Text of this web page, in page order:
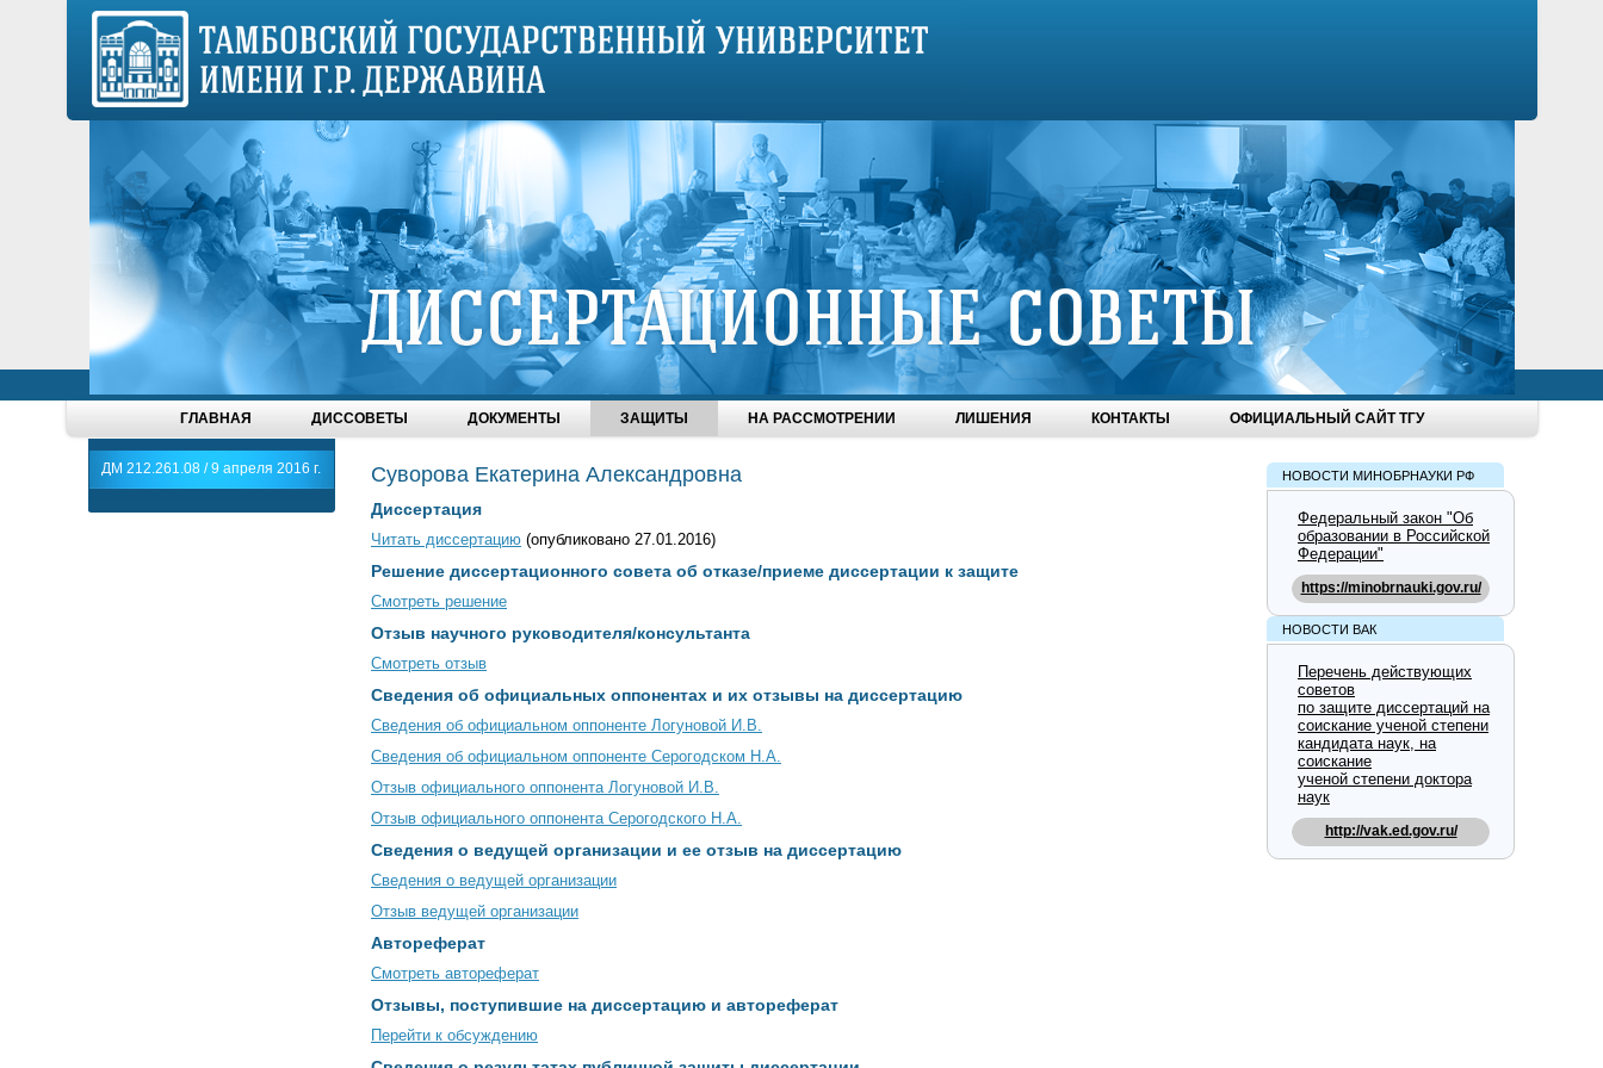
ГЛАВНАЯ ДИССОВЕТЫ ДОКУМЕНТЫ ЗАЩИТЫ НА РАССМОТРЕНИИ ЛИШЕНИЯ КОНТАКТЫ ОФИЦИАЛЬНЫЙ САЙТ ТГУ
ДМ 212.261.08 / 9 апреля 2016 г. Суворова Екатерина Александровна
Диссертация
Читать диссертацию (опубликовано 27.01.2016)
Решение диссертационного совета об отказе/приеме диссертации к защите
Смотреть решение
Отзыв научного руководителя/консультанта
Смотреть отзыв
Сведения об официальных оппонентах и их отзывы на диссертацию
Сведения об официальном оппоненте Логуновой И.В.
Сведения об официальном оппоненте Серогодском Н.А.
Отзыв официального оппонента Логуновой И.В.
Отзыв официального оппонента Серогодского Н.А.
Сведения о ведущей организации и ее отзыв на диссертацию
Сведения о ведущей организации
Отзыв ведущей организации
Автореферат
Смотреть автореферат
Отзывы, поступившие на диссертацию и автореферат
Перейти к обсуждению
НОВОСТИ МИНОБРНАУКИ РФ
Федеральный закон "Об
образовании в Российской
Федерации"
https://minobrnauki.gov.ru/
НОВОСТИ ВАК
Перечень действующих
советов
по защите диссертаций на
соискание ученой степени
кандидата наук, на
соискание
ученой степени доктора
наук
http://vak.ed.gov.ru/